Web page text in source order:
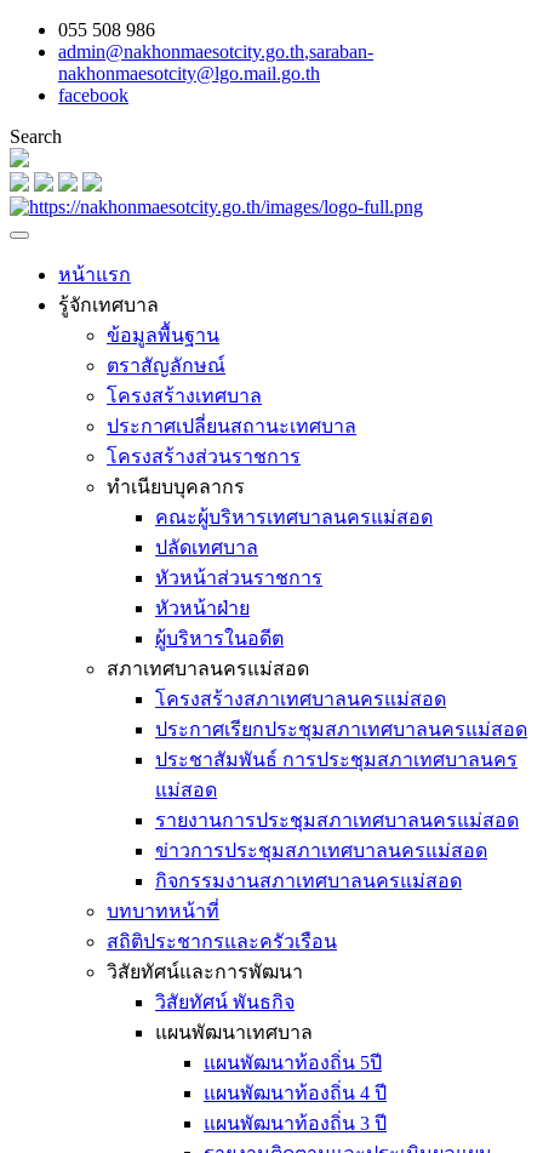
055 508 986
admin@nakhonmaesotcity.go.th,saraban-
nakhonmaesotcity@lgo.mail.go.th
facebook
Search
หน้าแรก
รู้จักเทศบาล
ข้อมูลพื้นฐาน
ตราสัญลักษณ์
โครงสร้างเทศบาล
ประกาศเปลี่ยนสถานะเทศบาล
โครงสร้างส่วนราชการ
ทำเนียบบุคลากร
คณะผู้บริหารเทศบาลนครแม่สอด
ปลัดเทศบาล
หัวหน้าส่วนราชการ
หัวหน้าฝ่าย
ผู้บริหารในอดีต
สภาเทศบาลนครแม่สอด
โครงสร้างสภาเทศบาลนครแม่สอด
ประกาศเรียกประชุมสภาเทศบาลนครแม่สอด
ประชาสัมพันธ์ การประชุมสภาเทศบาลนคร
แม่สอด
รายงานการประชุมสภาเทศบาลนครแม่สอด
ข่าวการประชุมสภาเทศบาลนครแม่สอด
กิจกรรมงานสภาเทศบาลนครแม่สอด
บทบาทหน้าที่
สถิติประชากรและครัวเรือน
วิสัยทัศน์และการพัฒนา
วิสัยทัศน์ พันธกิจ
แผนพัฒนาเทศบาล
แผนพัฒนาท้องถิ่น 5ปี
แผนพัฒนาท้องถิ่น 4 ปี
แผนพัฒนาท้องถิ่น 3 ปี